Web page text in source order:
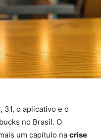
31, o aplicativo e o
no Brasil. O
um capítulo na crise